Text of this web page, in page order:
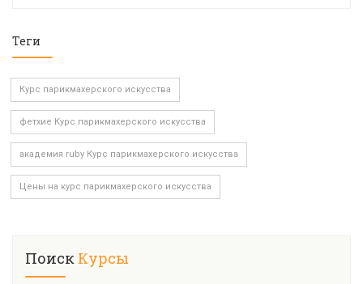
Теги
Курс парикмахерского искусства
фетхие Курс парикмахерского искусства
академия ruby Курс парикмахерского искусства
Цены на курс парикмахерского искусства
Поиск Курсы